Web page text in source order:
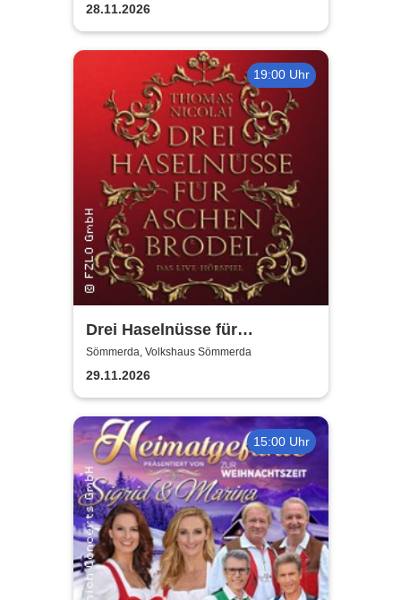
28.11.2026
19:00 Uhr
Drei Haselnüsse für
Aschenbrödel - Das Live-
Hörspiel mit Thomas Nicolai
Sömmerda, Volkshaus Sömmerda
29.11.2026
15:00 Uhr